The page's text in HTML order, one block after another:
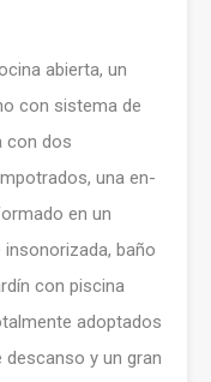
abierta, un
con sistema de
con dos
una en-
en un
baño
con piscina
adoptados
y un gran